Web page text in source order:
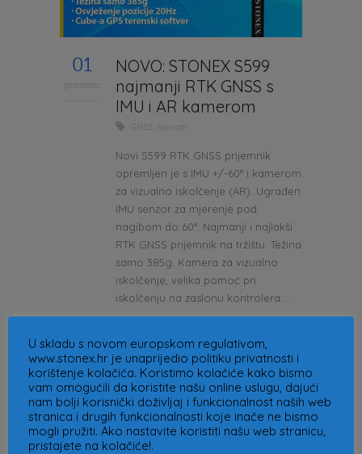
01
prosinac
NOVO: STONEX S599
najmanji RTK GNSS s
IMU i AR kamerom
Novosti
Novi S599 RTK GNSS prijemnik
opremljen je s IMU +/-60° i kamerom
za vizualno iskolčenje (AR). Ugrađen
IMU senzor za mjerenje pod
nagibom do 60°. Najmanji i najlakši
RTK GNSS prijemnik na tržištu. Težina
samo 385g. Kamera za vizualno
iskolčenje, velika pomoć pri
iskolčenju na zaslonu kontrolera....
Read More
U skladu s novom europskom regulativom,
www.stonex.hr je unaprijedio politiku privatnosti i
korištenje kolačića. Koristimo kolačiće kako bismo
vam omogućili da koristite našu online uslugu, dajući
nam bolji korisnički doživljaj i funkcionalnost naših web
stranica i drugih funkcionalnosti koje inače ne bismo
mogli pružiti. Ako nastavite koristiti našu web stranicu,
pristajete na kolačiće!.